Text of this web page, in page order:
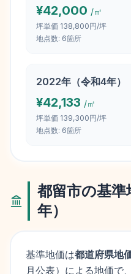
¥42,000 /㎡
坪単価 138,800円/坪
地点数: 6箇所
2022年（令和4年）
¥42,133 /㎡
坪単価 139,300円/坪
地点数: 6箇所
都留市の基準
年）
基準地価は都道府県地
月公表）による地価で